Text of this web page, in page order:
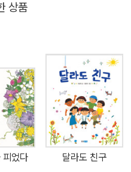
육사가 되고 싶었던 꿈을 이룰
간 사람들과, 일본이 전쟁 준비
로 강제로 끌고 간 조선 사람들
조선 사람들이 있었는데 그
일 조선인으로 살아왔다. 해방
남한과 북한, 일본, 어느 쪽에
로 살며, 일본 사회의 갖가지 불
체성을 지키려 노력해 왔다.
상품
피었다 달라도 친구